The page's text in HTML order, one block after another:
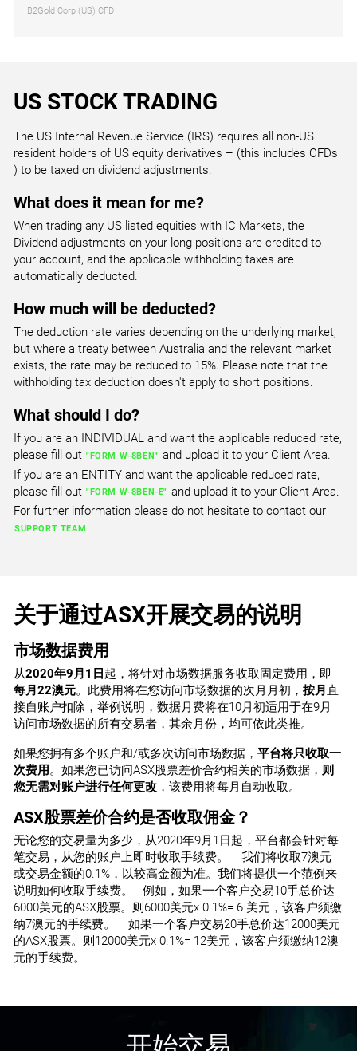
ALEX.NYSE
Alamo Group Inc
ALK.NYSE
ALL.NYSE
Allstate Corp
ALLE.NYSE
Allegion
ALLY.NYSE
Ally Financial Inc. Common Stock
Alta Equipment Group Inc
ALX.NYSE
Alexander's Inc
AM.NYSE
Antero Midstream Partners LP
AMC.NYSE
AMC Entertainment Holdings Inc CFD
AMCR.NYSE
Amcor plc
AGNC.NAS
AGNC Investment Corp
AGRX.NAS
AHCO.NAS
AHG.NAS
Akso Health Group
AIKI.NAS
Aikido Pharma Inc
AINV.NAS
AIRG.NAS
Airgain Inc
AIRS.NAS
AirSculpt Technologies Inc.
AKAM.NAS
Akamai Technologies Inc
AKRO.NAS
Akero Therapeutics Inc
AKTS.NAS
Akoustis Technologies Inc
AKTX.NAS
FPE3.ETR
Fuchs Petrolub AG
Fraport
FRE.ETR
Fresenius KGaA
G1A.ETR
GBF.ETR
GFT.ETR
HEI.ETR
HeidelbergCement AG
HEN3.ETR
Henkel AG & Co KGaA
HNR1.ETR
Hannover RE
HOT.ETR
HOCHTIEF
CPG.LSE
Compass Group
Capita Group
CRH (UK)
DCC.LSE
DGE.LSE
Diageo PLC (GB)
EMG.LSE
EXPN.LSE
Experian
EZJ.LSE
FLTR.LSE
Flutter Entertainment
FRES.LSE
Fresnillo
Glencore Xstrata plc (UK)
DG.PAR
Vinci
DSY.PAR
Dassault Systemes
EDEN.PAR
EDF.PAR
Essilor International
ENGI.PAR
Engie
EO.PAR
Faurecia
EUFI.PAR
Eurofins Scientific CFD
FGR.PAR
Eiffage
FNAC.PAR
ENG.MAD
Enagas
FER.MAD
Ferrovial
GRF.MAD
Grifols SA
IBE.MAD
Iberdrola
IDR.MAD
Indra Sistemas
Mapfre
MEL.MAD
Melia Hotels International
MRL.MAD
Merlin Properties Socimi SA
MTS.MAD
ArcelorMittal (ES)
NTGY.MAD
B2Gold Corp (US) CFD
Cboe Global Markets Inc CFD
CODX.US
Co-Diagnostics Inc CFD
FSRNQ.US
Fisker Inc CFD
IDEXQ.US
Ideanomics Inc CFD
ContextLogic Holdings Inc CFD
MEHCQ.US
Chrome Holding Co CFD
SPWRQ.US
SunPower Corp CFD
TOON.US
TPI Composites Inc CFD
VRAYQ.US
ViewRay Inc CFD
VXRT.US
US STOCK TRADING
The US Internal Revenue Service (IRS) requires all non-US
resident holders of US equity derivatives – (this includes CFDs
) to be taxed on dividend adjustments.
What does it mean for me?
When trading any US listed equities with IC Markets, the
Dividend adjustments on your long positions are credited to
your account, and the applicable withholding taxes are
automatically deducted.
How much will be deducted?
The deduction rate varies depending on the underlying market,
but where a treaty between Australia and the relevant market
exists, the rate may be reduced to 15%. Please note that the
withholding tax deduction doesn't apply to short positions.
What should I do?
If you are an INDIVIDUAL and want the applicable reduced rate,
please fill out "FORM W-8BEN" and upload it to your Client Area.
If you are an ENTITY and want the applicable reduced rate,
please fill out "FORM W-8BEN-E" and upload it to your Client Area.
For further information please do not hesitate to contact our
SUPPORT TEAM
关于通过ASX开展交易的说明
市场数据费用
从2020年9月1日 起，将针对市场数据服务收取固定费用，即
每月22澳元。此费用将在您访问市场数据的次月月初，按月直
接自账户扣除，举例说明，数据月费将在10月初适用于在9月
访问市场数据的所有交易者，其余月份，均可依此类推。
如果您拥有多个账户和/或多次访问市场数据，平台将只收取一
次费用。如果您已访问ASX股票差价合约相关的市场数据， 则
您无需对账户进行任何更改 ，该费用将每月自动收取。
ASX股票差价合约是否收取佣金？
无论您的交易量为多少 ， 从2020年9月 1 日起 ，平台都会针对每
笔交易 ， 从您的账户上即时收取手续费。 我们将收取7澳元
或交易金额的0.1% ， 以较高金额为准。我们将提供一个范例来
说明如何收取手续费。 例如 ，如果一个客户交易10手总价达
6000美元的ASX股票。 则 6000美元x 0.1%= 6 美元，该客户须缴
纳7澳元的手续费。 如果一个客户交易20手总价达12000美元
的ASX股票。 则 12000美元x 0.1%= 12美元，该客户须缴纳12澳
元的手续费。